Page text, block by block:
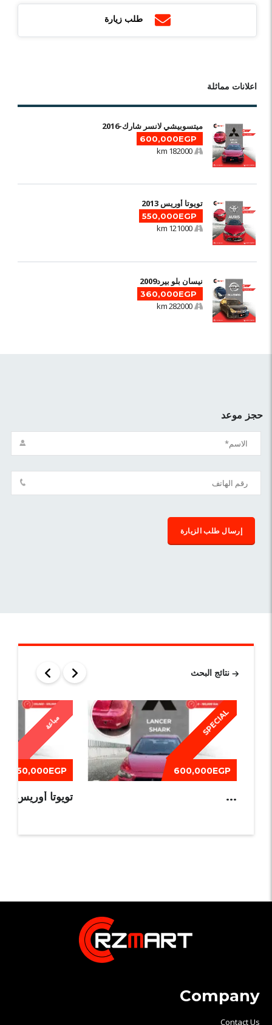
طلب زيارة
اعلانات مماثلة
ميتسوبيشي لانسر شارك-2016
600,000EGP
182000 km
تويوتا أوريس 2013
550,000EGP
121000 km
نيسان بلو بيرد2009
360,000EGP
282000 km
حجز موعد
نتائج البحث
SPECIAL
600,000EGP
...
مباعة
550,000EGP
تويوتا أوريس 2013
Company
Contact Us